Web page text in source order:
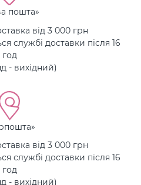
пошта»
від 3 000 грн
службі доставки після 16
год
- вихідний)
від 3 000 грн
службі доставки після 16
год
- вихідний)